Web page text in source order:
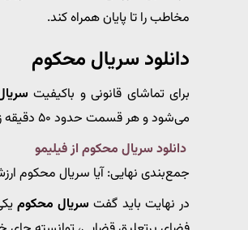
مخاطب را تا پایان همراه کند.
دانلود سریال محکوم
برای تماشای قانونی و باکیفیت
می‌شود و هر قسمت حدود ۵۰ دقیقه زمان دارد.
دانلود سریال محکوم از فیلیمو
جمع‌بندی نهایی: آیا سریال محکوم
در نهایت باید گفت سریال محکوم